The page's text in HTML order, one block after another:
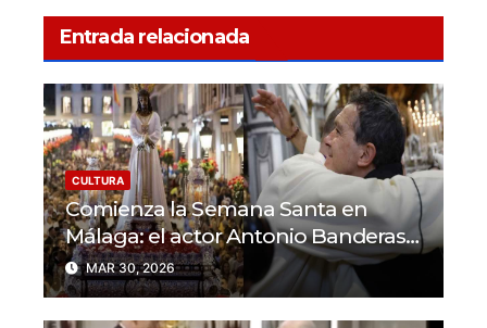
Entrada relacionada
CULTURA
Comienza la Semana Santa en
Málaga: el actor Antonio Banderas
se une a la celebración
MAR 30, 2026